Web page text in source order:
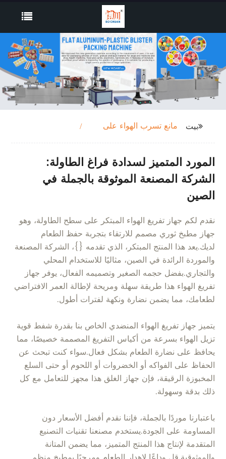
بيت
مانع تسرب الهواء على
المورد المتميز لسدادة فراغ الطاولة:
الشركة المصنعة الموثوقة بالجملة في
الصين
نقدم لكم جهاز تفريغ الهواء المبتكر على سطح الطاولة، وهو
جهاز مطبخ ثوري مصمم للارتقاء بتجربة حفظ الطعام
لديك.يعد هذا المنتج المبتكر، الذي تقدمه {}، الشركة المصنعة
والموردة الرائدة في الصين، مثاليًا للاستخدام المحلي
والتجاري.بفضل حجمه الصغير وتصميمه الفعال، يوفر جهاز
تفريغ الهواء هذا طريقة سهلة ومريحة لإطالة العمر الافتراضي
لطعامك، مما يضمن نضارة ونكهة لفترات أطول.
يتميز جهاز تفريغ الهواء المنضدي الخاص بنا بقدرة شفط قوية
تزيل الهواء بسرعة من أكياس التفريغ المصممة خصيصًا، مما
يحافظ على نضارة الطعام بشكل فعال.سواء كنت تبحث عن
الحفاظ على الفواكه أو الخضروات أو اللحوم أو حتى السلع
المخبوزة الرقيقة، فإن جهاز الغلق هذا مجهز للتعامل مع كل
ذلك بدقة وسهولة.
باعتبارنا موردًا بالجملة، فإننا نقدم أفضل الأسعار دون
المساومة على الجودة.يستخدم مصنعنا تقنيات التصنيع
المتقدمة لإنتاج هذا المنتج المتميز، مما يضمن المتانة